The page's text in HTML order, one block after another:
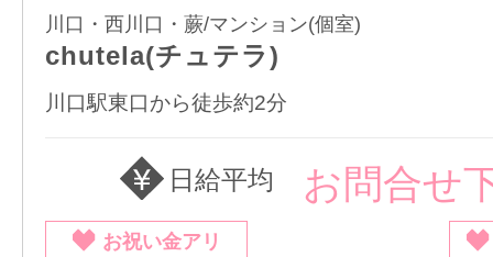
川口・西川口・蕨/マンション(個室)
chutela(チュテラ)
川口駅東口から徒歩約2分
日給平均 お問合せ
お祝い金アリ